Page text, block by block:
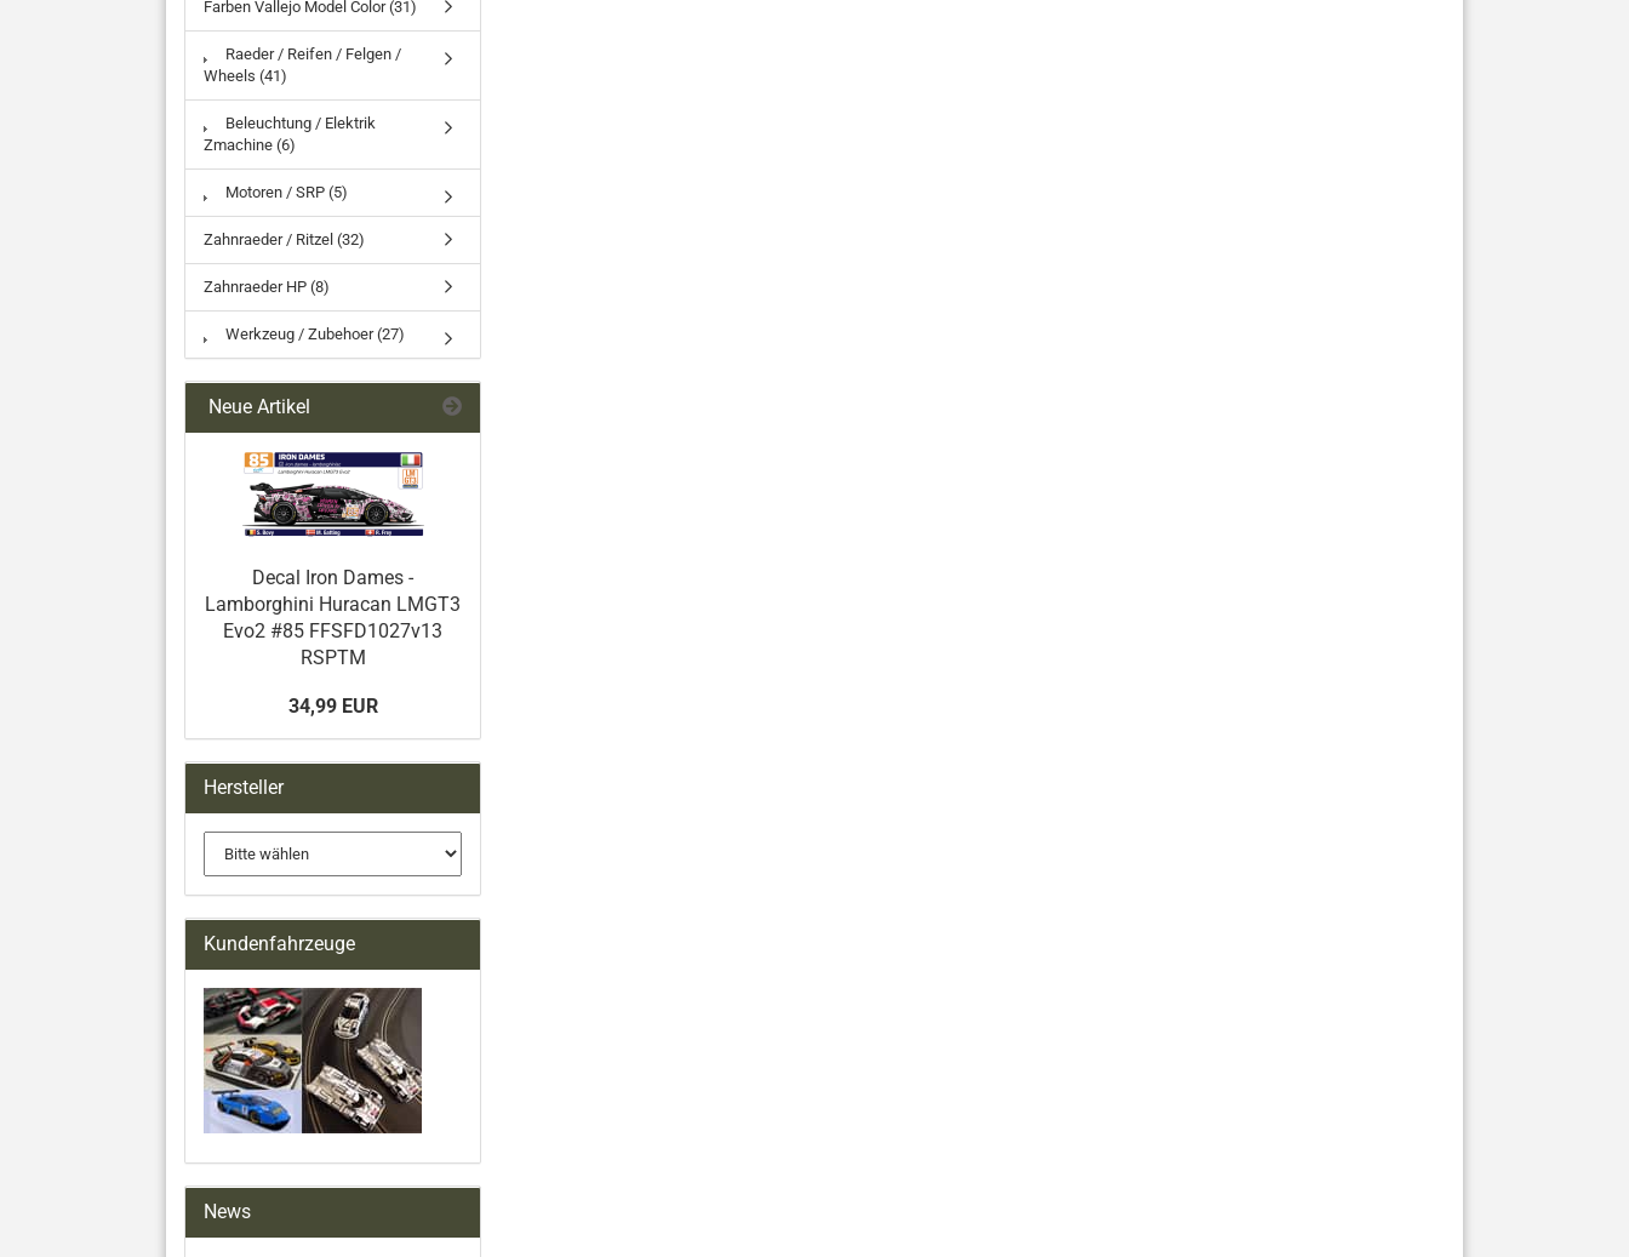
Farben Vallejo Model Color (31)
Raeder / Reifen / Felgen /
Wheels (41)
Beleuchtung / Elektrik
Zmachine (6)
Motoren / SRP (5)
Zahnraeder / Ritzel (32)
Zahnraeder HP (8)
Werkzeug / Zubehoer (27)
Neue Artikel
Decal Iron Dames -
Lamborghini Huracan LMGT3
Evo2 #85 FFSFD1027v13
RSPTM
34,99 EUR
Hersteller
Kundenfahrzeuge
News